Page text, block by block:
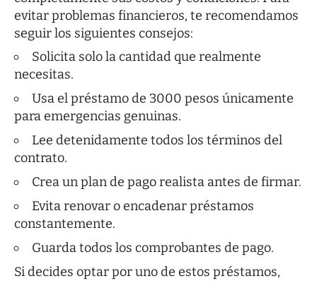
evitar problemas financieros, te recomendamos
seguir los siguientes consejos:
Solicita solo la cantidad que realmente
necesitas.
Usa el préstamo de 3000 pesos únicamente
para emergencias genuinas.
Lee detenidamente todos los términos del
contrato.
Crea un plan de pago realista antes de firmar.
Evita renovar o encadenar préstamos
constantemente.
Guarda todos los comprobantes de pago.
Si decides optar por uno de estos préstamos,